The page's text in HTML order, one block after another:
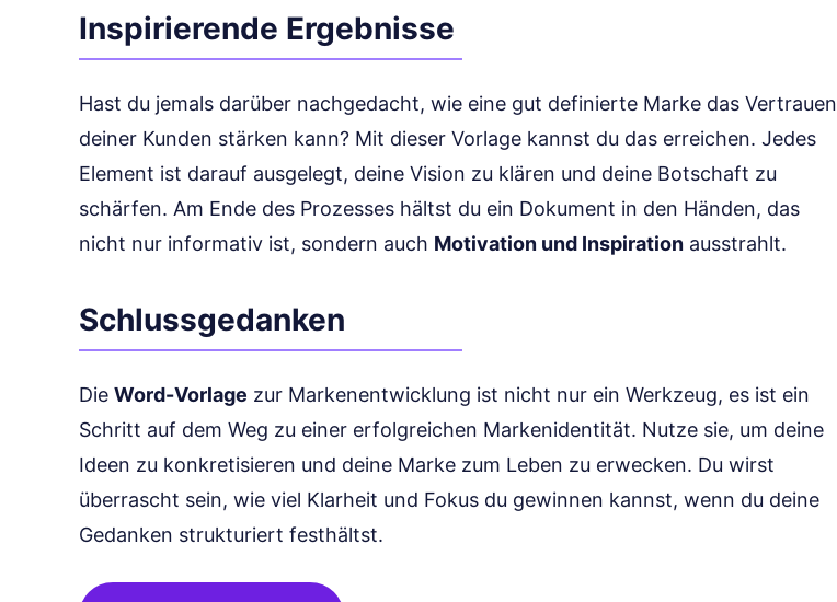
Inspirierende Ergebnisse
Hast du jemals darüber nachgedacht, wie eine gut definierte Marke das Vertrauen
deiner Kunden stärken kann? Mit dieser Vorlage kannst du das erreichen. Jedes
Element ist darauf ausgelegt, deine Vision zu klären und deine Botschaft zu
schärfen. Am Ende des Prozesses hältst du ein Dokument in den Händen, das
nicht nur informativ ist, sondern auch Motivation und Inspiration ausstrahlt.
Schlussgedanken
Die Word-Vorlage zur Markenentwicklung ist nicht nur ein Werkzeug, es ist ein
Schritt auf dem Weg zu einer erfolgreichen Markenidentität. Nutze sie, um deine
Ideen zu konkretisieren und deine Marke zum Leben zu erwecken. Du wirst
überrascht sein, wie viel Klarheit und Fokus du gewinnen kannst, wenn du deine
Gedanken strukturiert festhältst.